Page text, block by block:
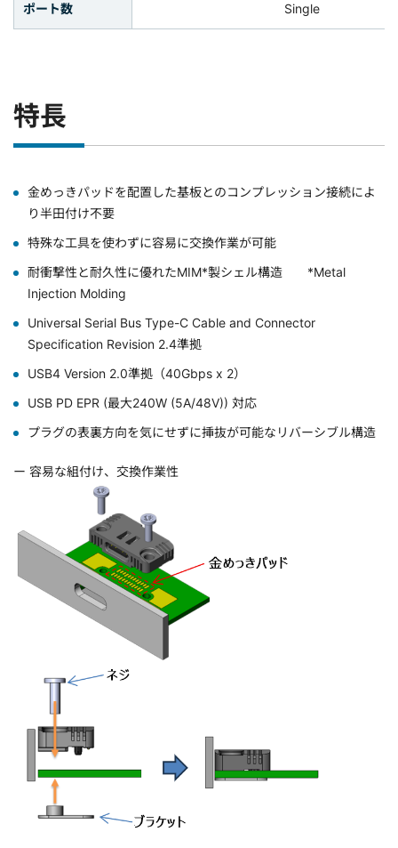
ポート数 Single
特長
金めっきパッドを配置した基板とのコンプレッション接続によ
り半田付け不要
特殊な工具を使わずに容易に交換作業が可能
耐衝撃性と耐久性に優れたMIM*製シェル構造 *Metal
Injection Molding
Universal Serial Bus Type-C Cable and Connector
Specification Revision 2.4準拠
USB4 Version 2.0準拠（40Gbps x 2）
USB PD EPR (最大240W (5A/48V)) 対応
プラグの表裏方向を気にせずに挿抜が可能なリバーシブル構造
ー 容易な組付け、交換作業性